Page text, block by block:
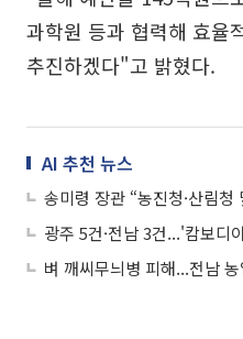
과학원 등과 협력해 효율
추진하겠다"고 밝혔다.
AI 추천 뉴스
광주 5건·전남 3건...'캄보디
벼 깨씨무늬병 피해...전남